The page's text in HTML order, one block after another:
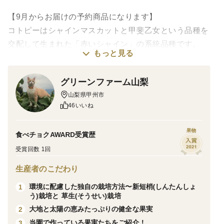
【9月からお届けの予約商品になります】
コトピーはシャインマスカットと甲斐乙女という品種を
交配して生まれた「赤いシャイン」の系統品種です。
ごと召し上がれるブドウです。甲斐路という昔からある
不動の人気の赤色ぶどうがありますが、その血を受け継
いでいますので、とても美味しいです！
気象状況により色がそろって赤くなっていない場合があ
りますが、味わいには問題ありませんのでご了承くださ
い。
今季最後、数量限定の販売になりますので、早いもの勝
ちです！
もっと見る
グリーンファーム山梨
山梨県甲州市
46いいね
食べチョクAWARD受賞歴
受賞回数 1回
果物
生産者のこだわり
1
環境に配慮した独自の栽培方法〜新短梢(しんたんしょ
う)栽培と 草生(そうせい)栽培
2
大地と太陽の恵みたっぷりの健全な果実